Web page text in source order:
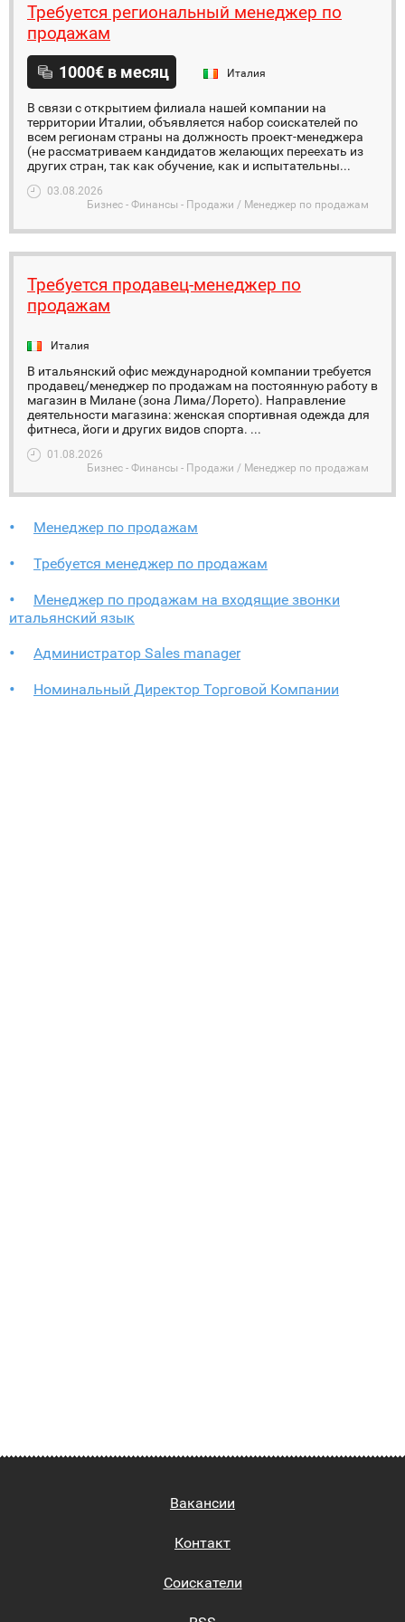
Требуется региональный менеджер по
продажам
1000€ в месяц Италия
В связи с открытием филиала нашей компании на
территории Италии, объявляется набор соискателей по
всем регионам страны на должность проект-менеджера
(не рассматриваем кандидатов желающих переехать из
других стран, так как обучение, как и испытательны...
03.08.2026
Бизнес - Финансы - Продажи / Менеджер по продажам
Требуется продавец-менеджер по
продажам
Италия
В итальянский офис международной компании требуется
продавец/менеджер по продажам на постоянную работу в
магазин в Милане (зона Лима/Лорето). Направление
деятельности магазина: женская спортивная одежда для
фитнеса, йоги и других видов спорта. ...
01.08.2026
Бизнес - Финансы - Продажи / Менеджер по продажам
Менеджер по продажам
Требуется менеджер по продажам
Менеджер по продажам на входящие звонки
итальянский язык
Администратор Sales manager
Номинальный Директор Торговой Компании
Вакансии
Контакт
Соискатели